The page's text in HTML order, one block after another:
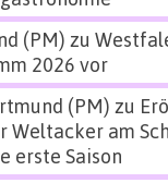
(PM) zu
2026 vor
(PM) zu
Weltacker am
erste Saison